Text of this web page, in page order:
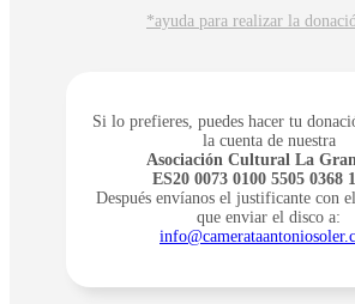
*ayuda para realizar la
Si lo prefieres, puedes hacer tu
la cuenta de nuestra
Asociación Cultural La
ES20 0073 0100 5505 0368
Después envíanos el justificante con
que enviar el disco a: